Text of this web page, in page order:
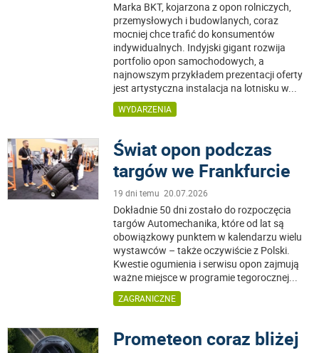
Marka BKT, kojarzona z opon rolniczych,
przemysłowych i budowlanych, coraz
mocniej chce trafić do konsumentów
indywidualnych. Indyjski gigant rozwija
portfolio opon samochodowych, a
najnowszym przykładem prezentacji oferty
jest artystyczna instalacja na lotnisku w...
WYDARZENIA
Świat opon podczas
targów we Frankfurcie
19 dni temu 20.07.2026
Dokładnie 50 dni zostało do rozpoczęcia
targów Automechanika, które od lat są
obowiązkowy punktem w kalendarzu wielu
wystawców – także oczywiście z Polski.
Kwestie ogumienia i serwisu opon zajmują
ważne miejsce w programie tegorocznej...
ZAGRANICZNE
Prometeon coraz bliżej